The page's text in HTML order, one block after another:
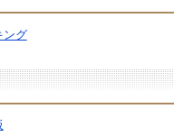
ング